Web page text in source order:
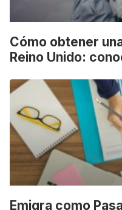
Cómo obtener
Reino Unido:
Emigra como